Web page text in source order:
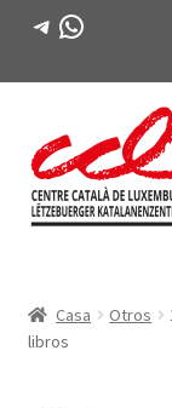
Telegrama
WhatsApp
la
navegación
al
contenido
ACTIVIDADES
Casa Otros
libros